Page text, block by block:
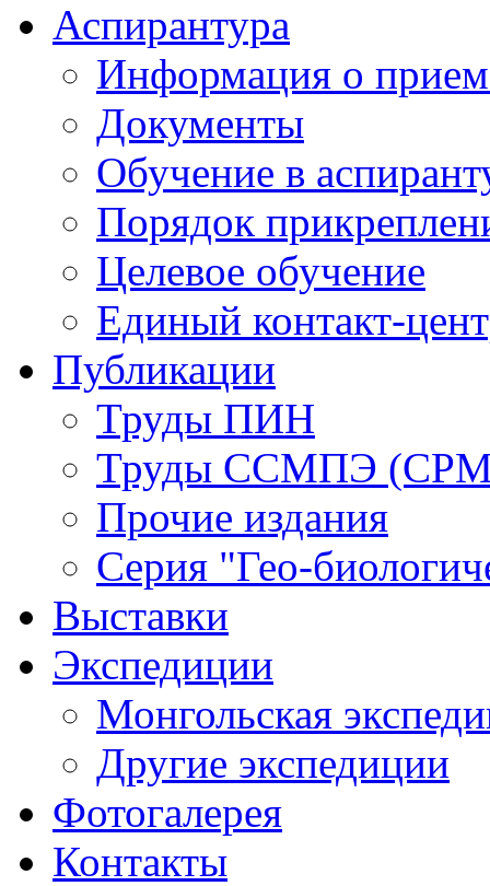
Аспирантура
Информация о
Документы
Обучение в
Порядок
Целевое обучение
Единый контакт-
Публикации
Труды ПИН
Труды ССМПЭ
Прочие издания
Серия "Гео-
Выставки
Экспедиции
Монгольская
Другие экспедиции
Фотогалерея
Контакты